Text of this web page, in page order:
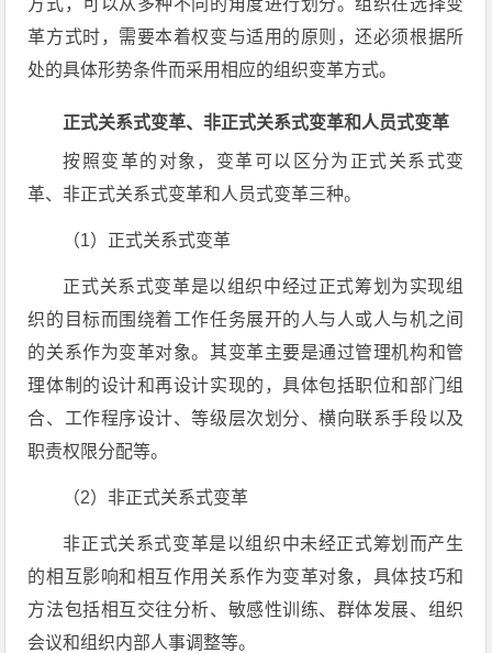
方式，可以从多种不同的角度进行划分。组织在选择变
革方式时，需要本着权变与适用的原则，还必须根据所
处的具体形势条件而采用相应的组织变革方式。
正式关系式变革、非正式关系式变革和人员式变革
按照变革的对象，变革可以区分为正式关系式变
革、非正式关系式变革和人员式变革三种。
（1）正式关系式变革
正式关系式变革是以组织中经过正式筹划为实现组
织的目标而围绕着工作任务展开的人与人或人与机之间
的关系作为变革对象。其变革主要是通过管理机构和管
理体制的设计和再设计实现的，具体包括职位和部门组
合、工作程序设计、等级层次划分、横向联系手段以及
职责权限分配等。
（2）非正式关系式变革
非正式关系式变革是以组织中未经正式筹划而产生
的相互影响和相互作用关系作为变革对象，具体技巧和
方法包括相互交往分析、敏感性训练、群体发展、组织
会议和组织内部人事调整等。